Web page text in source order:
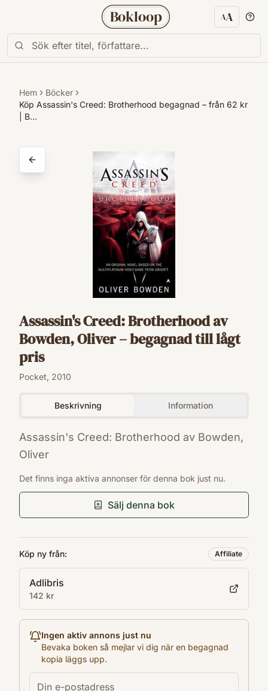
Bokloop AA
Hem
Böcker
Köp Assassin's Creed: Brotherhood begagnad – från 62 kr
| B…
Assassin's Creed: Brotherhood av
Bowden, Oliver – begagnad till lågt
pris
Pocket, 2010
Beskrivning Information
Assassin's Creed: Brotherhood av Bowden,
Oliver
9780441020577
2010
Språk
English
Format
Pocket
Det finns inga aktiva annonser för denna bok just nu.
Sälj denna bok
Köp ny från: Affiliate
Adlibris
142 kr
Ingen aktiv annons just nu
Bevaka boken så mejlar vi dig när en begagnad
kopia läggs upp.